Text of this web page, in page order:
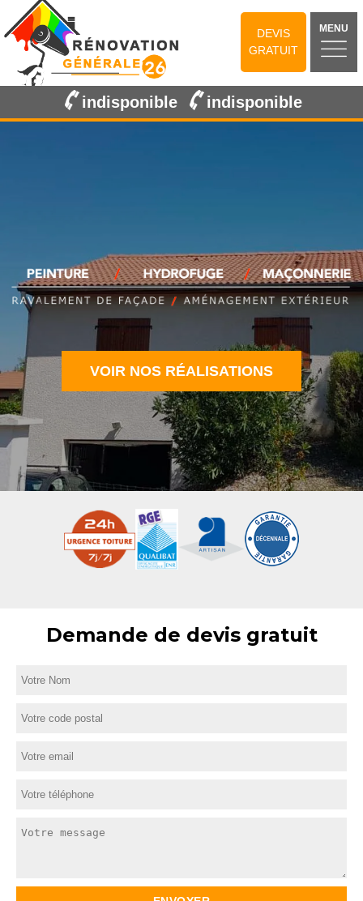
DEVIS
GRATUIT
MENU
indisponible indisponible
VOIR NOS RÉALISATIONS
Demande de devis gratuit